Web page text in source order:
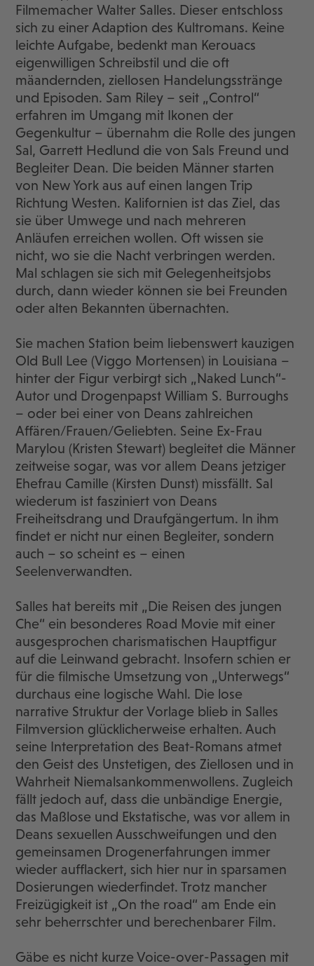
Filmemacher Walter Salles. Dieser entschloss
sich zu einer Adaption des Kultromans. Keine
leichte Aufgabe, bedenkt man Kerouacs
eigenwilligen Schreibstil und die oft
mäandernden, ziellosen Handelungsstränge
und Episoden. Sam Riley – seit „Control“
erfahren im Umgang mit Ikonen der
Gegenkultur – übernahm die Rolle des jungen
Sal, Garrett Hedlund die von Sals Freund und
Begleiter Dean. Die beiden Männer starten
von New York aus auf einen langen Trip
Richtung Westen. Kalifornien ist das Ziel, das
sie über Umwege und nach mehreren
Anläufen erreichen wollen. Oft wissen sie
nicht, wo sie die Nacht verbringen werden.
Mal schlagen sie sich mit Gelegenheitsjobs
durch, dann wieder können sie bei Freunden
oder alten Bekannten übernachten.
Sie machen Station beim liebenswert kauzigen
Old Bull Lee (Viggo Mortensen) in Louisiana –
hinter der Figur verbirgt sich „Naked Lunch“-
Autor und Drogenpapst William S. Burroughs
– oder bei einer von Deans zahlreichen
Affären/Frauen/Geliebten. Seine Ex-Frau
Marylou (Kristen Stewart) begleitet die Männer
zeitweise sogar, was vor allem Deans jetziger
Ehefrau Camille (Kirsten Dunst) missfällt. Sal
wiederum ist fasziniert von Deans
Freiheitsdrang und Draufgängertum. In ihm
findet er nicht nur einen Begleiter, sondern
auch – so scheint es – einen
Seelenverwandten.
Salles hat bereits mit „Die Reisen des jungen
Che“ ein besonderes Road Movie mit einer
ausgesprochen charismatischen Hauptfigur
auf die Leinwand gebracht. Insofern schien er
für die filmische Umsetzung von „Unterwegs“
durchaus eine logische Wahl. Die lose
narrative Struktur der Vorlage blieb in Salles
Filmversion glücklicherweise erhalten. Auch
seine Interpretation des Beat-Romans atmet
den Geist des Unstetigen, des Ziellosen und in
Wahrheit Niemalsankommenwollens. Zugleich
fällt jedoch auf, dass die unbändige Energie,
das Maßlose und Ekstatische, was vor allem in
Deans sexuellen Ausschweifungen und den
gemeinsamen Drogenerfahrungen immer
wieder aufflackert, sich hier nur in sparsamen
Dosierungen wiederfindet. Trotz mancher
Freizügigkeit ist „On the road“ am Ende ein
sehr beherrschter und berechenbarer Film.
Gäbe es nicht kurze Voice-over-Passagen mit